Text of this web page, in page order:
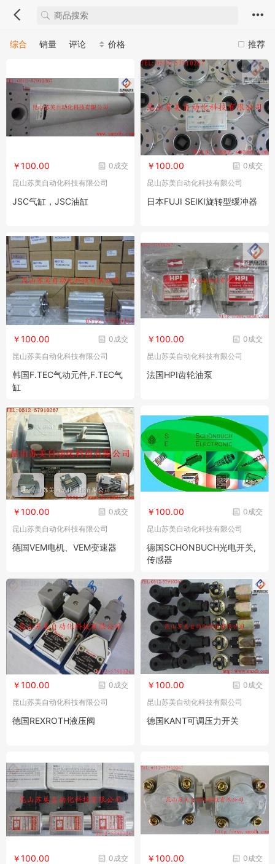
推荐
综合 销量 评论 价格
0成交
￥100.00
昆山苏美自动化科技有限公司
JSC气缸，JSC油缸
0成交
￥100.00
昆山苏美自动化科技有限公司
日本FUJI SEIKI旋转型缓冲器
0成交
￥100.00
昆山苏美自动化科技有限公司
韩国F.TEC气动元件,F.TEC气
缸
0成交
￥100.00
昆山苏美自动化科技有限公司
法国HPI齿轮油泵
0成交
￥100.00
昆山苏美自动化科技有限公司
德国VEM电机、VEM变速器
0成交
￥100.00
昆山苏美自动化科技有限公司
德国SCHONBUCH光电开关,
传感器
0成交
￥100.00
昆山苏美自动化科技有限公司
德国REXROTH液压阀
0成交
￥100.00
昆山苏美自动化科技有限公司
德国KANT可调压力开关
0成交
￥100.00 0成交
￥100.00